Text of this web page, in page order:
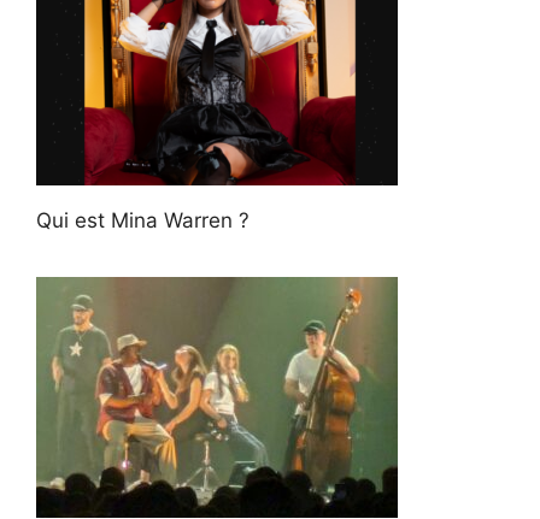
Qui est Mina Warren ?